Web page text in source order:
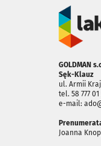
GOLDMAN
Sęk-Klauz
ul. Armii
tel. 58 777 01
e-mail:
Joanna